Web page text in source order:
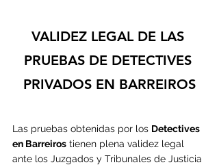
VALIDEZ LEGAL DE LAS
PRUEBAS DE DETECTIVES
PRIVADOS EN BARREIROS
Las pruebas obtenidas por los Detectives
en Barreiros tienen plena validez legal
ante los Juzgados y Tribunales de Justicia